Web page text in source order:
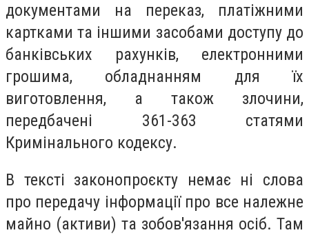
документами на переказ, платіжними
картками та іншими засобами доступу до
банківських рахунків, електронними
грошима, обладнанням для їх
виготовлення, а також злочини,
передбачені 361-363 статями
Кримінального кодексу.
В тексті законопроєкту немає ні слова
про передачу інформації про все належне
майно (активи) та зобов'язання осіб. Там